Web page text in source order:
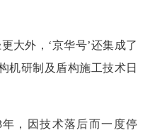
大外，‘京华号’还集成了
机研制及盾构施工技术日
，因技术落后而一度停